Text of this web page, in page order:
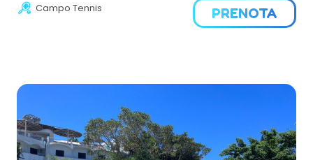
Campo Tennis
PRENOTA